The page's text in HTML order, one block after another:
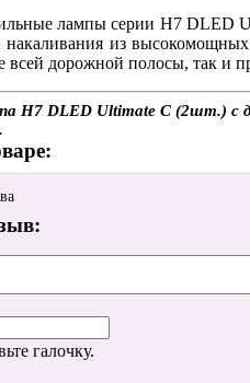
лампы серии H7 DLED
из
всей дорожной полосы, так и
H7 DLED Ultimate C (2шт.) с
галочку.